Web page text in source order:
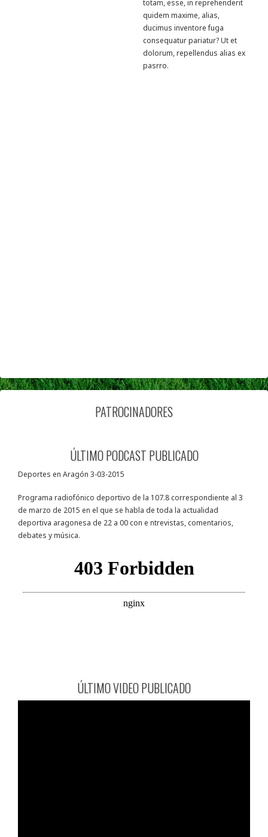
totam, esse, in reprehenderit
quidem maxime, alias,
ducimus inventore fuga
consequatur pariatur? Ut et
dolorum, repellendus alias ex
pasrro.
PATROCINADORES
ÚLTIMO PODCAST PUBLICADO
Deportes en Aragón 3-03-2015
Programa radiofónico deportivo de la 107.8 correspondiente al 3
de marzo de 2015 en el que se habla de toda la actualidad
deportiva aragonesa de 22 a 00 con e ntrevistas, comentarios,
debates y música.
ÚLTIMO VIDEO PUBLICADO